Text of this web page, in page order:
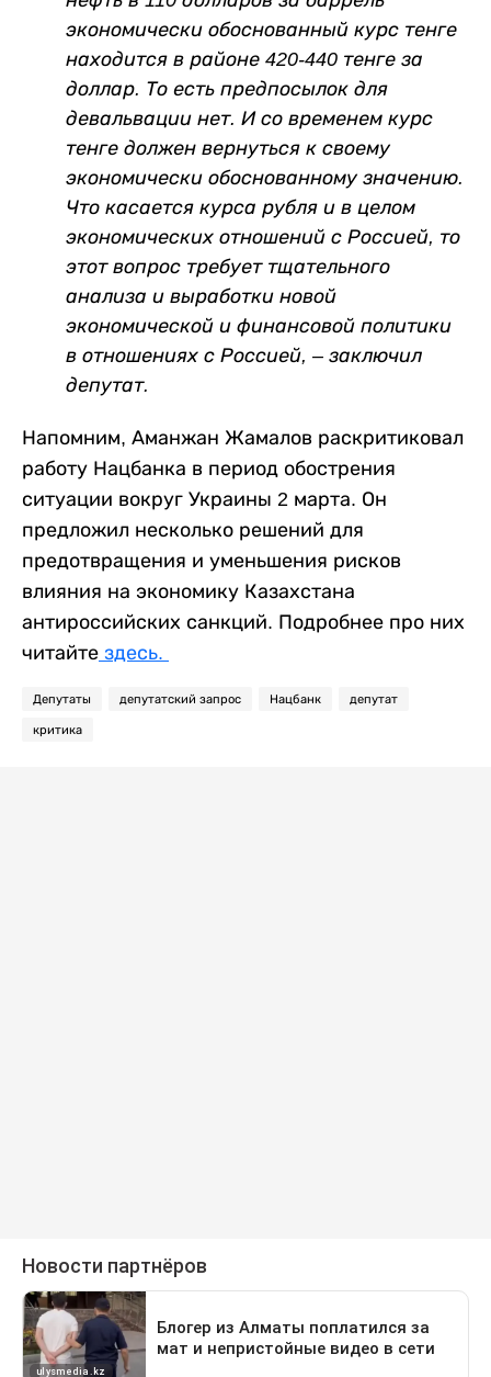
экономически обоснованный курс тенге
находится в районе 420-440 тенге за
доллар. То есть предпосылок для
девальвации нет. И со временем курс
тенге должен вернуться к своему
экономически обоснованному значению.
Что касается курса рубля и в целом
экономических отношений с Россией, то
этот вопрос требует тщательного
анализа и выработки новой
экономической и финансовой политики
в отношениях с Россией, – заключил
депутат.
Напомним, Аманжан Жамалов раскритиковал
работу Нацбанка в период обострения
ситуации вокруг Украины 2 марта. Он
предложил несколько решений для
предотвращения и уменьшения рисков
влияния на экономику Казахстана
антироссийских санкций. Подробнее про них
читайте здесь.
Депутаты депутатский запрос Нацбанк депутат
критика